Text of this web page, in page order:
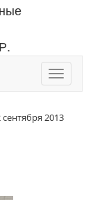
Toggle
2013